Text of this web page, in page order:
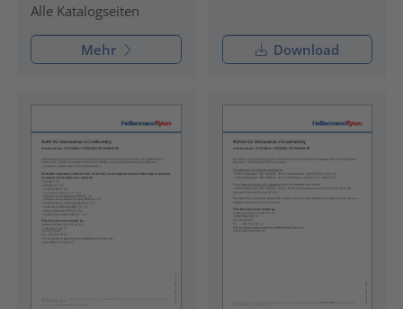
Alle Katalogseiten
Mehr Download